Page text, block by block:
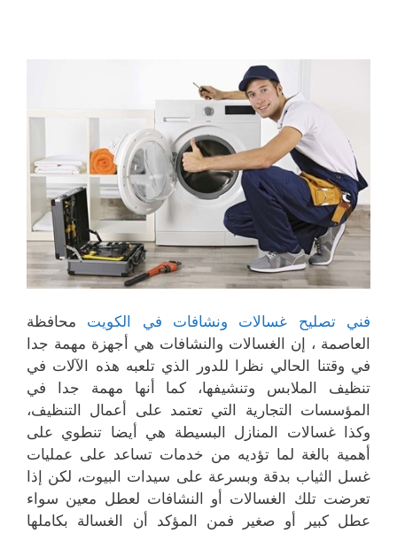
فني تصليح غسالات ونشافات في الكويت محافظة
العاصمة ، إن الغسالات والنشافات هي أجهزة مهمة جدا
في وقتنا الحالي نظرا للدور الذي تلعبه هذه الآلات في
تنظيف الملابس وتنشيفها، كما أنها مهمة جدا في
المؤسسات التجارية التي تعتمد على أعمال التنظيف،
وكذا غسالات المنازل البسيطة هي أيضا تنطوي على
أهمية بالغة لما تؤديه من خدمات تساعد على عمليات
غسل الثياب بدقة وبسرعة على سيدات البيوت، لكن إذا
تعرضت تلك الغسالات أو النشافات لعطل معين سواء
عطل كبير أو صغير فمن المؤكد أن الغسالة بكاملها